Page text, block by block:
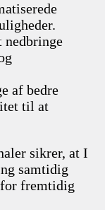
nedbringe
af bedre
til at
sikrer, at I
samtidig
fremtidig